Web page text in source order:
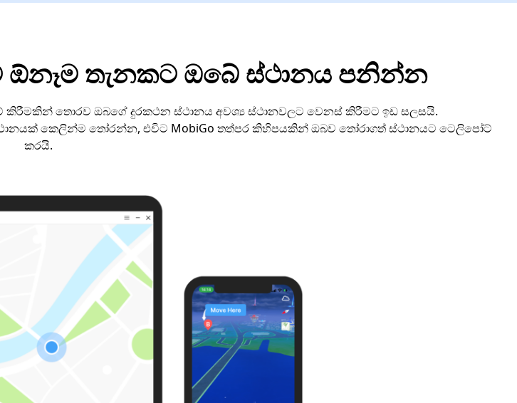
ඕනෑම තැනකට ඔබේ ස්ථානය පනින්න
කිරීමකින් තොරව ඔබගේ දුරකථන ස්ථානය අවශ්‍ය ස්ථානවලට වෙනස් කිරීමට ඉඩ සලසයි.
කෙලින්ම තෝරන්න, එවිට MobiGo තත්පර කිහිපයකින් ඔබව තෝරාගත් ස්ථානයට ටෙලිපෝට්
කරයි.